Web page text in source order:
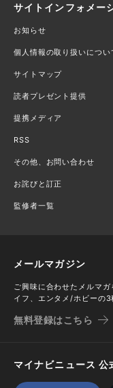
サイトインフォメー
お知らせ
個人情報の取り扱いについ
サイトマップ
読者プレゼント提供
提携メディア
RSS
その他、お問い合わせ
お詫びと訂正
監修者一覧
メールマガジン
ご興味に合わせたメルマ
イフ、エンタメ/ホビーの3
無料登録はこちら
マイナビニュース 公